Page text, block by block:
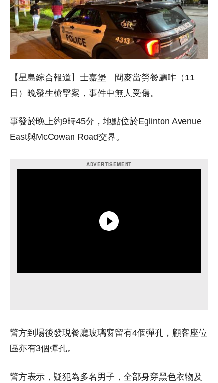
【星島綜合報道】士嘉堡一間麥當勞餐廳昨（11
日）晚發生槍擊案，事件中無人受傷。
事發於晚上約9時45分，地點位於Eglinton Avenue
East與McCowan Road交界。
警方到場後發現餐廳玻璃窗留有4個彈孔，顧客座位
區亦有3個彈孔。
警方表示，疑犯為多名男子，全部身穿黑色衣物及